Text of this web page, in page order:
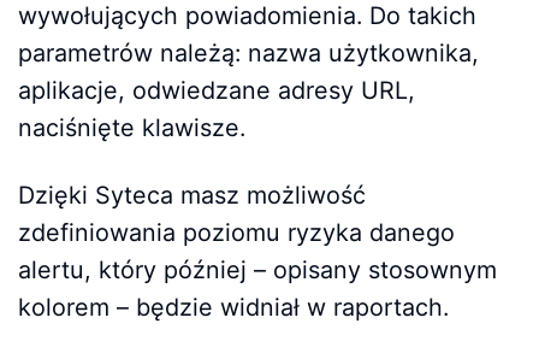
wywołujących powiadomienia. Do takich
parametrów należą: nazwa użytkownika,
aplikacje, odwiedzane adresy URL,
naciśnięte klawisze.
Dzięki Syteca masz możliwość
zdefiniowania poziomu ryzyka danego
alertu, który później – opisany stosownym
kolorem – będzie widniał w raportach.